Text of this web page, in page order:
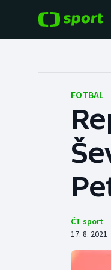
Hokej
Tenis
Atletika
FOTBAL
ČT sport
17. 8. 2021